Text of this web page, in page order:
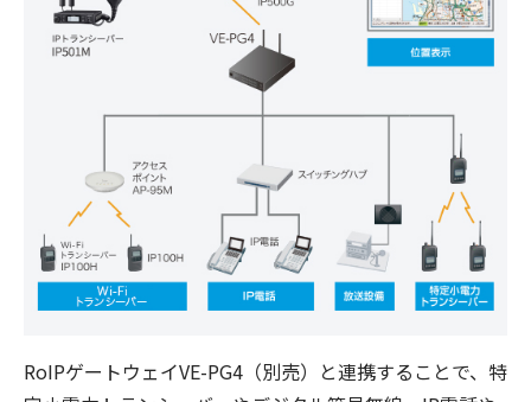
RoIPゲートウェイVE-PG4（別売）と連携することで、特